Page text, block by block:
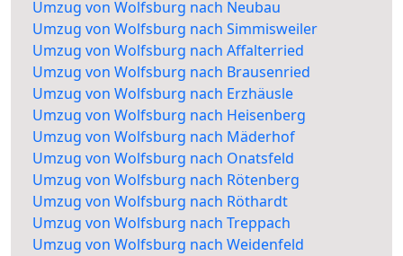
Umzug von Wolfsburg nach Neubau
Umzug von Wolfsburg nach Simmisweiler
Umzug von Wolfsburg nach Affalterried
Umzug von Wolfsburg nach Brausenried
Umzug von Wolfsburg nach Erzhäusle
Umzug von Wolfsburg nach Heisenberg
Umzug von Wolfsburg nach Mäderhof
Umzug von Wolfsburg nach Onatsfeld
Umzug von Wolfsburg nach Rötenberg
Umzug von Wolfsburg nach Röthardt
Umzug von Wolfsburg nach Treppach
Umzug von Wolfsburg nach Weidenfeld